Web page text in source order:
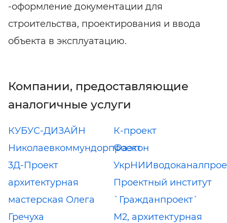
-оформление документации для
строительства, проектирования и ввода
объекта в эксплуатацию.
Компании, предоставляющие
аналогичные услуги
КУБУС-ДИЗАЙН
К-проект
Николаевкоммундорпроект
Фаэтон
3Д-Проект
архитектурная
мастерская Олега
Гречуха
Проектный институт
`Гражданпроект`
М2, архитектурная